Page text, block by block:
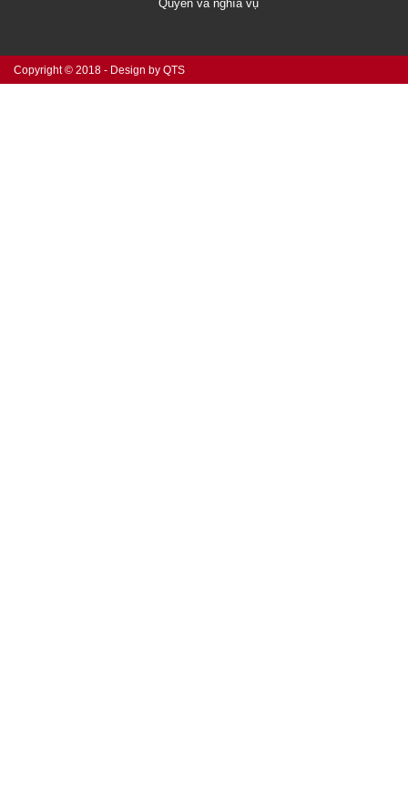
Quyền và nghĩa vụ
Copyright © 2018 - Design by QTS